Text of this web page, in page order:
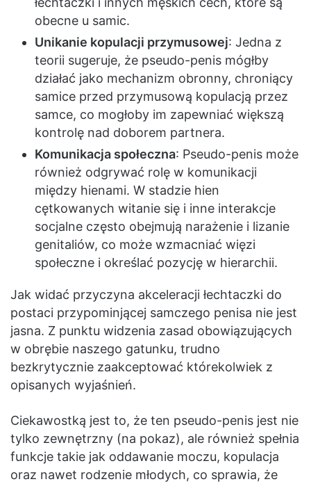
obecne u samic.
Unikanie kopulacji przymusowej: Jedna z
teorii sugeruje, że pseudo-penis mógłby
działać jako mechanizm obronny, chroniący
samice przed przymusową kopulacją przez
samce, co mogłoby im zapewniać większą
kontrolę nad doborem partnera.
Komunikacja społeczna: Pseudo-penis może
również odgrywać rolę w komunikacji
między hienami. W stadzie hien
cętkowanych witanie się i inne interakcje
socjalne często obejmują narażenie i lizanie
genitaliów, co może wzmacniać więzi
społeczne i określać pozycję w hierarchii.
Jak widać przyczyna akceleracji łechtaczki do
postaci przypominjącej samczego penisa nie jest
jasna. Z punktu widzenia zasad obowiązujących
w obrębie naszego gatunku, trudno
bezkrytycznie zaakceptować którekolwiek z
opisanych wyjaśnień.
Ciekawostką jest to, że ten pseudo-penis jest nie
tylko zewnętrzny (na pokaz), ale również spełnia
funkcje takie jak oddawanie moczu, kopulacja
oraz nawet rodzenie młodych, co sprawia, że